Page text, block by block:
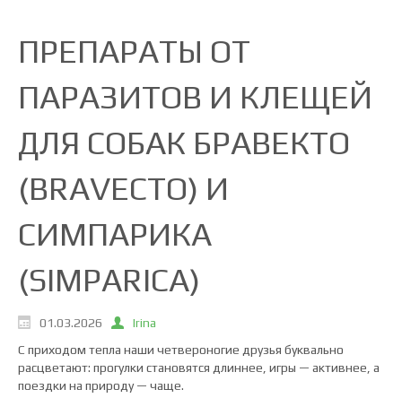
ПРЕПАРАТЫ ОТ
ПАРАЗИТОВ И КЛЕЩЕЙ
ДЛЯ СОБАК БРАВЕКТО
(BRAVECTO) И
СИМПАРИКА
(SIMPARICA)
01.03.2026
Irina
С приходом тепла наши четвероногие друзья буквально
расцветают: прогулки становятся длиннее, игры — активнее, а
поездки на природу — чаще.